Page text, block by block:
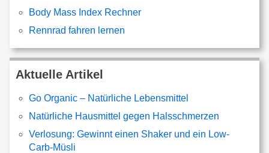
Body Mass Index Rechner
Rennrad fahren lernen
Aktuelle Artikel
Go Organic – Natürliche Lebensmittel
Natürliche Hausmittel gegen Halsschmerzen
Verlosung: Gewinnt einen Shaker und ein Low-
Carb-Müsli